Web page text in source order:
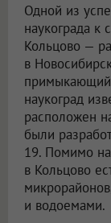
Одной из
наукограда к
Кольцово —
в
примыкающий
наукоград
расположен
были
19. Помимо
в Кольцово
и водоемами.